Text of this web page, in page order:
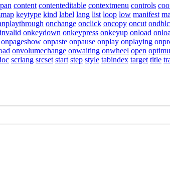
content contenteditable contextmenu controls
keytype kind label lang list loop low manifest
onchange onclick oncopy oncut
onkeydown onkeypress onkeyup onload
onpageshow onpaste onpause onplay onplaying
onvolumechange onwaiting onwheel open
scrlang srcset start step style tabindex target title